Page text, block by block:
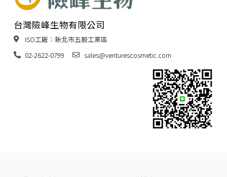
台灣險峰生物有限公司
ISO工廠：新北市五股工業區
02-2622-0799
sales@venturescosmetic.com